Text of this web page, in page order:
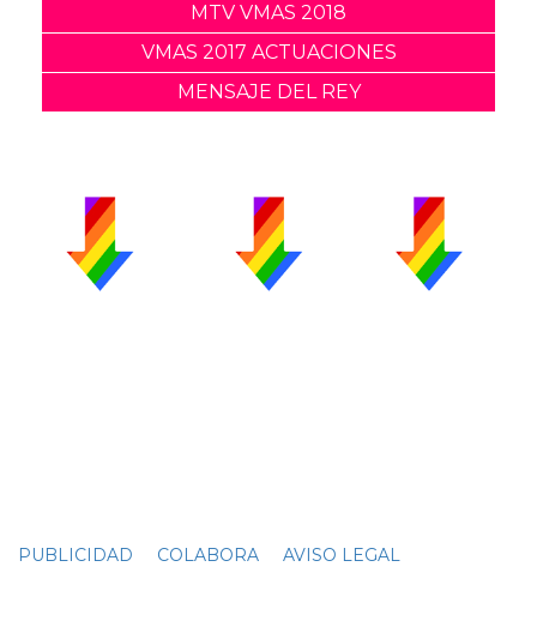
MTV VMAS 2018
VMAS 2017 ACTUACIONES
MENSAJE DEL REY
PUBLICIDAD COLABORA
AVISO LEGAL